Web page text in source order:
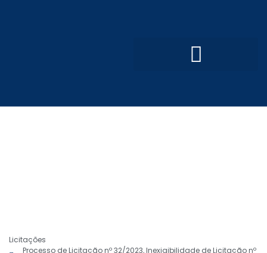
Licitações
Processo de Licitação nº 32/2023, Inexigibilidade de Licitação nº